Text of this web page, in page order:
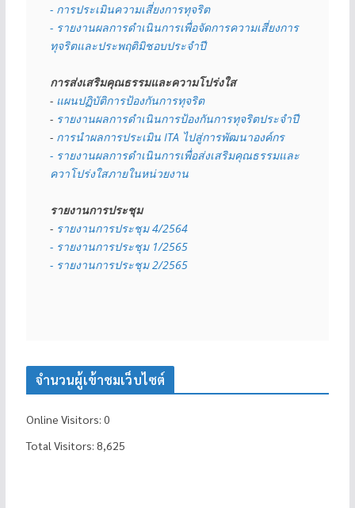
- การประเมินความเสี่ยงการทุจริต
- รายงานผลการดำเนินการเพื่อจัดการความเสี่ยงการ
ทุจริตและประพฤติมิชอบประจำปี
การส่งเสริมคุณธรรมและความโปร่งใส
- แผนปฏิบัติการป้องกันการทุจริต
- รายงานผลการดำเนินการป้องกันการทุจริตประจำปี
- การนำผลการประเมิน ITA ไปสู่การพัฒนาองค์กร
- รายงานผลการดำเนินการเพื่อส่งเสริมคุณธรรมและ
ควาโปร่งใสภายในหน่วยงาน
รายงานการประชุม
- รายงานการประชุม 4/2564
- รายงานการประชุม 1/2565
- รายงานการประชุม 2/2565
จำนวนผู้เข้าชมเว็บไซต์
Online Visitors: 0
Total Visitors: 8,625